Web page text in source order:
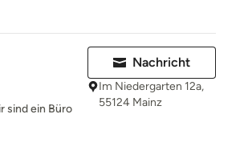
sind ein Büro
Nachricht
Im Niedergarten 12a,
55124 Mainz